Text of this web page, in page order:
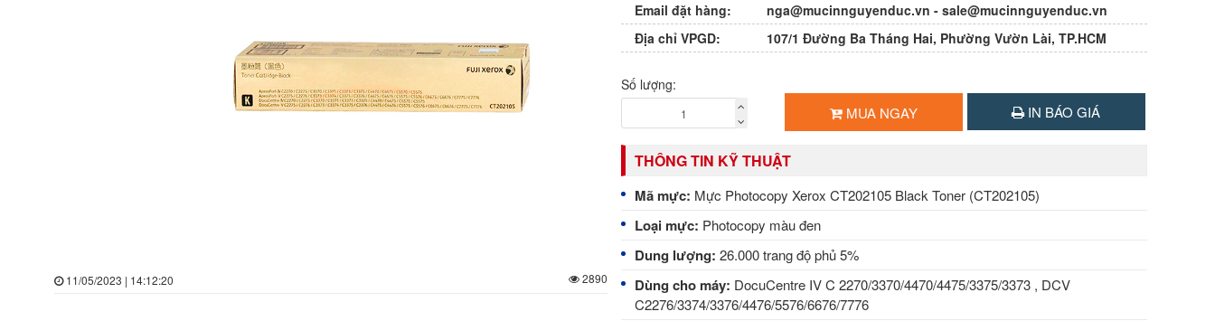
11/05/2023 | 14:12:20 2890
Email đặt hàng: nga@mucinnguyenduc.vn - sale@mucinnguyenduc.vn
Địa chỉ VPGD:
107/1 Đường Ba Tháng Hai, Phường Vườn Lài, TP.HCM
Số lượng:
MUA NGAY IN BÁO GIÁ
THÔNG TIN KỸ THUẬT
Mã mực: Mực Photocopy Xerox CT202105 Black Toner (CT202105)
Loại mực: Photocopy màu đen
Dung lượng: 26.000 trang độ phủ 5%
Dùng cho máy: DocuCentre IV C 2270/3370/4470/4475/3375/3373 , DCV
C2276/3374/3376/4476/5576/6676/7776